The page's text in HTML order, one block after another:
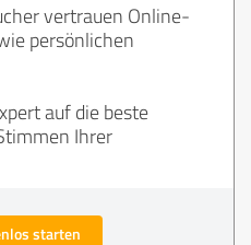
vertrauen Online-
persönlichen
auf die beste
Ihrer
starten